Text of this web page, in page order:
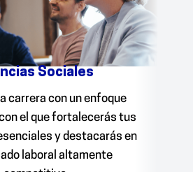
Sociales
carrera con un enfoque
el que fortalecerás tus
y destacarás en
laboral altamente